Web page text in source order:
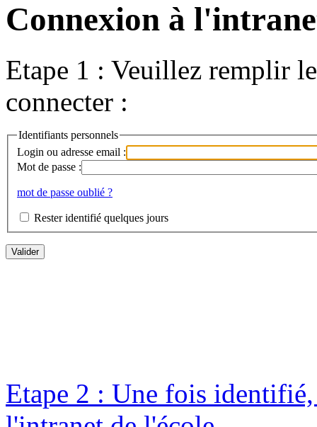
Connexion à
Etape 1 : Veuillez remplir
connecter :
Identifiants personnels
Login ou adresse email :
Mot de passe :
mot de passe oublié ?
Rester identifié quelques jours
Etape 2 : Une fois